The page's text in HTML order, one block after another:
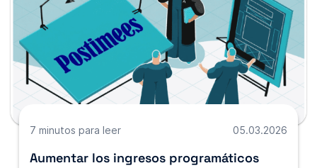
7 minutos para leer 05.03.2026
Aumentar los ingresos programáticos